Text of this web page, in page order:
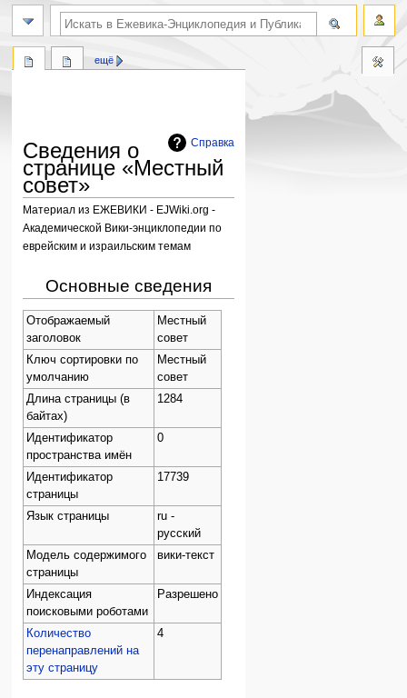
Справка
Сведения о
странице «Местный
совет»
Материал из ЕЖЕВИКИ - EJWiki.org -
Академической Вики-энциклопедии по
еврейским и израильским темам
навигации
поиску
Основные сведения
Отображаемый
заголовок
Местный
совет
Ключ сортировки по
умолчанию
Местный
совет
Длина страницы (в
байтах)
1284
Идентификатор
пространства имён
0
Идентификатор
страницы
17739
Язык страницы
ru -
русский
Модель содержимого
страницы
вики-текст
Индексация
поисковыми роботами
Разрешено
Количество
перенаправлений на
эту страницу
4
ещё
поиск по словам